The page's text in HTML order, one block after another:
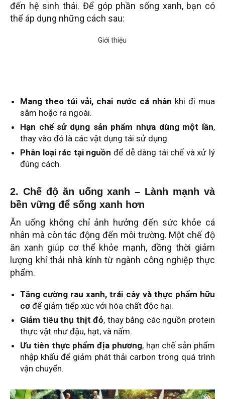
đến hệ sinh thái. Để góp phần sống xanh, bạn có
thể áp dụng những cách sau:
Mang theo túi vải, chai nước cá nhân khi đi mua
sắm hoặc ra ngoài.
Hạn chế sử dụng sản phẩm nhựa dùng một lần,
thay vào đó là các vật dụng tái sử dụng.
Phân loại rác tại nguồn để dễ dàng tái chế và xử lý
đúng cách.
2. Chế độ ăn uống xanh – Lành mạnh và
bền vững để sống xanh hơn
Ăn uống không chỉ ảnh hưởng đến sức khỏe cá
nhân mà còn tác động đến môi trường. Một chế độ
ăn xanh giúp cơ thể khỏe mạnh, đồng thời giảm
lượng khí thải nhà kính từ ngành công nghiệp thực
phẩm.
Tăng cường rau xanh, trái cây và thực phẩm hữu
cơ để giảm tiếp xúc với hóa chất độc hại.
Giảm tiêu thụ thịt đỏ, thay bằng các nguồn protein
thực vật như đậu, hạt, và nấm.
Ưu tiên thực phẩm địa phương, hạn chế sản phẩm
nhập khẩu để giảm phát thải carbon trong quá trình
vận chuyển.